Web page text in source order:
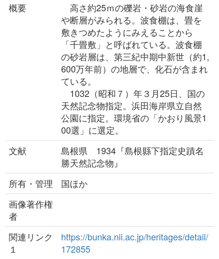
概要
高さ約25ｍの礫岩・砂岩の海食崖
や断層がみられる。波食棚は、畳を
敷きつめたようにみえることから
「千畳敷」と呼ばれている。波食棚
の砂岩層は、第三紀中期中新世（約1,
600万年前）の地層で、化石が含まれ
ている。
1032（昭和７）年３月25日、国の
天然記念物指定。浜田海岸県立自然
公園に指定。環境省の「かおり風景1
00選」に選定。
文献
島根県 1934『島根縣下指定史蹟名
勝天然記念物』
所有・管理
国ほか
画像著作権
者
関連リンク
１
https://bunka.nii.ac.jp/heritages/detail/
172855